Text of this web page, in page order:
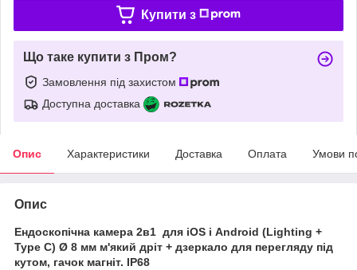
Купити з
Що таке купити з Пром?
Замовлення під захистом
Доступна доставка
Опис Характеристики Доставка Оплата Умови
Опис
Ендоскопічна камера 2в1 для iOS і Android (Lighting +
Type C) Ø 8 мм м'який дріт + дзеркало для перегляду під
кутом, гачок магніт. IP68